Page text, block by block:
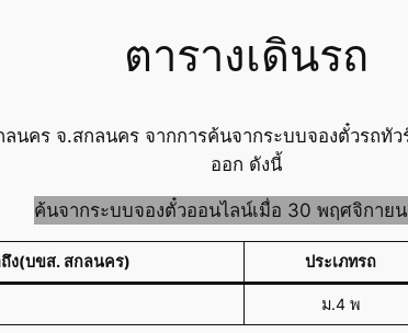
ตารางเดินรถ
นคร จ.สกลนคร จากการค้นจากระบบจองตั๋วรถทั
ออก ดังนี้
ค้นจากระบบจองตั๋วออนไลน์เมื่อ 30 พฤศจิกาย
ถึง(บขส. สกลนคร) ประเภทรถ
ม.4 พ